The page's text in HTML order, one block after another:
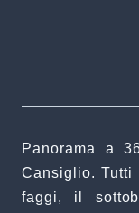
Panorama a
Cansiglio. Tutti
faggi, il